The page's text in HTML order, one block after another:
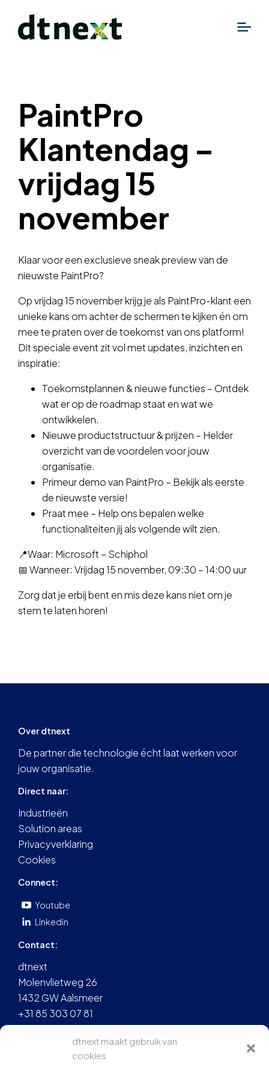
dtnext maakt gebruik van
cookies
PaintPro
Klantendag –
vrijdag 15
november
Klaar voor een exclusieve sneak preview van de
nieuwste PaintPro?
Op vrijdag 15 november krijg je als PaintPro-klant een
unieke kans om achter de schermen te kijken én om
mee te praten over de toekomst van ons platform!
Dit speciale event zit vol met updates, inzichten en
inspiratie:
Toekomstplannen & nieuwe functies – Ontdek
wat er op de roadmap staat en wat we
ontwikkelen.
Nieuwe productstructuur & prijzen – Helder
overzicht van de voordelen voor jouw
organisatie.
Primeur demo van PaintPro – Bekijk als eerste
de nieuwste versie!
Praat mee – Help ons bepalen welke
functionaliteiten jij als volgende wilt zien.
📍Waar: Microsoft – Schiphol
📅 Wanneer: Vrijdag 15 november, 09:30 – 14:00 uur
Zorg dat je erbij bent en mis deze kans niet om je
stem te laten horen!
Over dtnext
De partner die technologie écht laat werken voor
jouw organisatie.
Direct naar:
Industrieën
Solution areas
Privacyverklaring
Cookies
Connect:
Youtube
Linkedin
Contact:
dtnext
Molenvlietweg 26
1432 GW Aalsmeer
+31 85 303 07 81
info@dtnext.nl